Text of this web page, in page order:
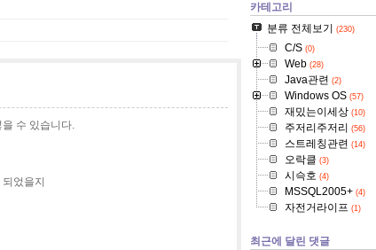
수 있습니다.
었을지
카테고리
분류 전체보기
(230)
C/S(0)
Web(28)
Java관련 (2)
Windows OS(57)
재밌는이세상(10)
주저리주저리 (56)
스트레칭관련 (14)
오락클 (3)
시슥호 (4)
MSSQL2005+(4)
자전거라이프 (1)
최근에 달린 댓글